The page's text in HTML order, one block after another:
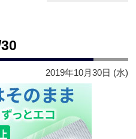
2019年10月30日 (水)